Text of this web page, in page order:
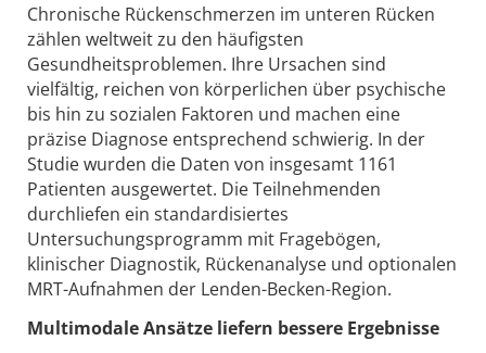
Chronische Rückenschmerzen im unteren Rücken
zählen weltweit zu den häufigsten
Gesundheitsproblemen. Ihre Ursachen sind
vielfältig, reichen von körperlichen über psychische
bis hin zu sozialen Faktoren und machen eine
präzise Diagnose entsprechend schwierig. In der
Studie wurden die Daten von insgesamt 1161
Patienten ausgewertet. Die Teilnehmenden
durchliefen ein standardisiertes
Untersuchungsprogramm mit Fragebögen,
klinischer Diagnostik, Rückenanalyse und optionalen
MRT-Aufnahmen der Lenden-Becken-Region.
Multimodale Ansätze liefern bessere Ergebnisse